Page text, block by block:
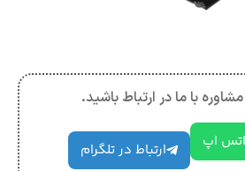
با ما در ارتباط باشید.
اپ ارتباط در تلگرام